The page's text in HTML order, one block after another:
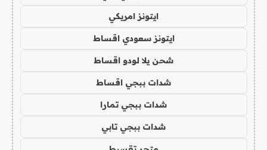
ايتونز امريكي
ايتونز سعودي اقساط
شحن يلا لودو اقساط
شدات ببجي اقساط
شدات ببجي تمارا
شدات ببجي تابي